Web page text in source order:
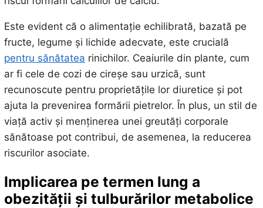
Este evident că o alimentație echilibrată, bazată pe
fructe, legume și lichide adecvate, este crucială
pentru sănătatea rinichilor. Ceaiurile din plante, cum
ar fi cele de cozi de cireșe sau urzică, sunt
recunoscute pentru proprietățile lor diuretice și pot
ajuta la prevenirea formării pietrelor. În plus, un stil de
viață activ și menținerea unei greutăți corporale
sănătoase pot contribui, de asemenea, la reducerea
riscurilor asociate.
Implicarea pe termen lung a
obezității și tulburărilor metabolice